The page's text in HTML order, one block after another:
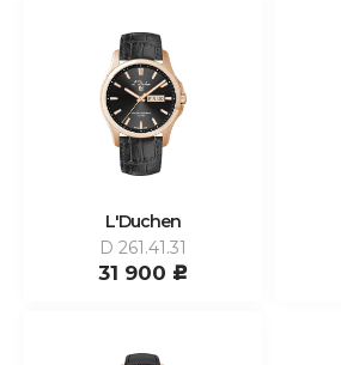
L'Duchen
D 261.41.31
31 900 c